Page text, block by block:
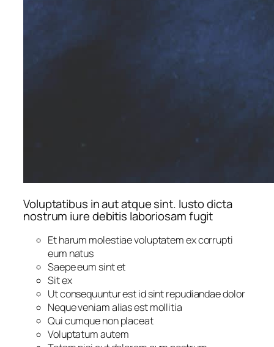
Voluptatibus in aut atque sint. Iusto dicta
nostrum iure debitis laboriosam fugit
Et harum molestiae voluptatem ex corrupti
eum natus
Saepe eum sint et
Sit ex
Ut consequuntur est id sint repudiandae dolor
Neque veniam alias est mollitia
Qui cumque non placeat
Voluptatum autem